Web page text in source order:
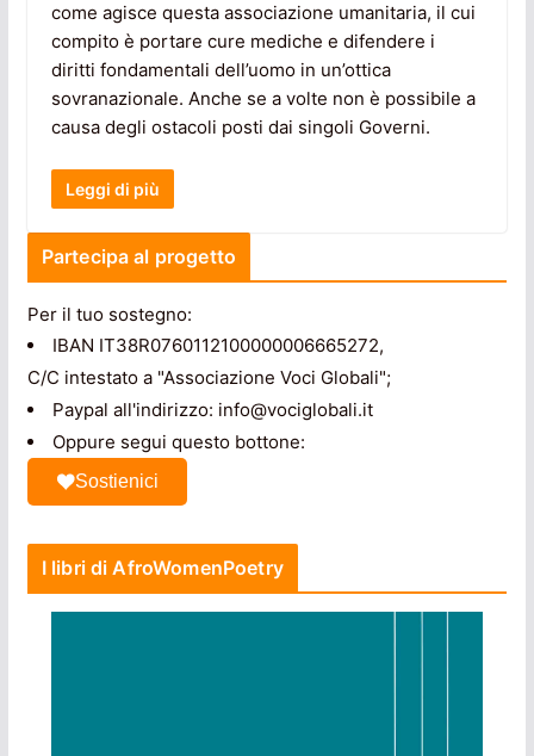
come agisce questa associazione umanitaria, il cui
compito è portare cure mediche e difendere i
diritti fondamentali dell’uomo in un’ottica
sovranazionale. Anche se a volte non è possibile a
causa degli ostacoli posti dai singoli Governi.
Leggi di più
Partecipa al progetto
Per il tuo sostegno:
IBAN IT38R0760112100000006665272,
C/C intestato a "Associazione Voci Globali";
Paypal all'indirizzo: info@vociglobali.it
Oppure segui questo bottone:
Sostienici
I libri di AfroWomenPoetry